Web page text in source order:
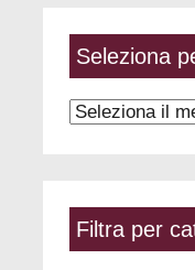
Seleziona
Seleziona
Filtra per